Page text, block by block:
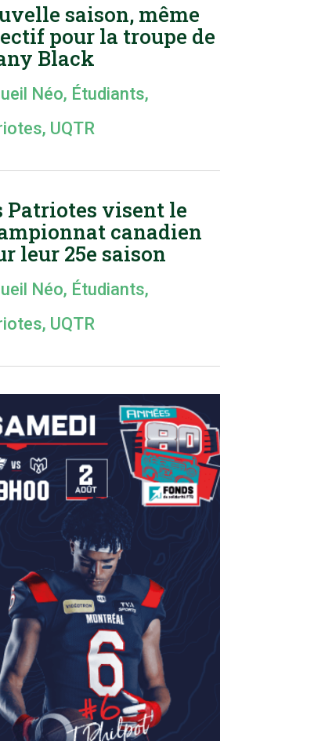
saison, même
pour la troupe de
Black
Néo, Étudiants,
, UQTR
Patriotes visent le
canadien
leur 25e saison
Néo, Étudiants,
, UQTR